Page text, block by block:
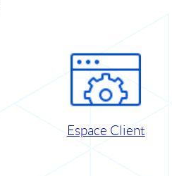
Espace Client